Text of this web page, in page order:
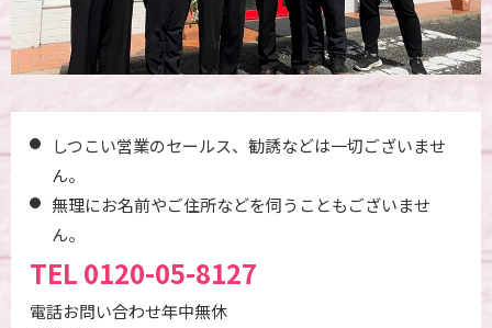
しつこい営業のセールス、勧誘などは一切ございませ
ん。
無理にお名前やご住所などを伺うこともございませ
ん。
TEL 0120-05-8127
電話お問い合わせ年中無休